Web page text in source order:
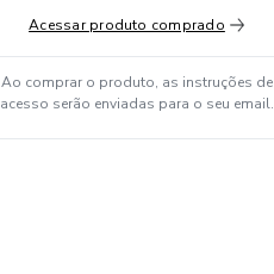
Acessar produto comprado
Ao comprar o produto, as instruções de
acesso serão enviadas para o seu email.